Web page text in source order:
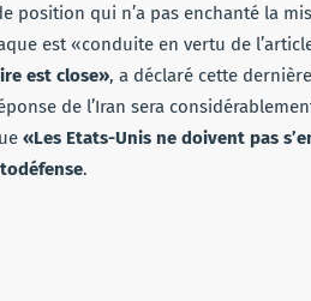
position qui n’a pas enchanté la
est «conduite en vertu de
est close», a déclaré cette
de l’Iran sera
«Les Etats-Unis ne doivent pas
.